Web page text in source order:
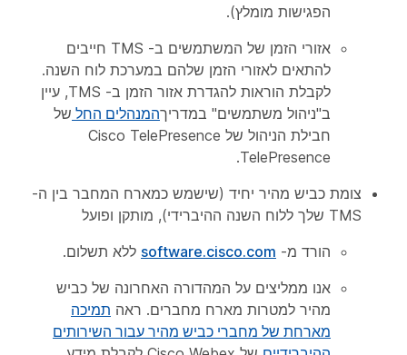
הפגישות מומלץ).
אזורי הזמן של המשתמשים ב- TMS חייבים
להתאים לאזורי הזמן שלהם במערכת לוח השנה.
לקבלת הוראות להגדרת אזור הזמן ב- TMS, עיין
ב"ניהול משתמשים" במדריךהמנהלים החל של
חבילת הניהול של Cisco TelePresence
TelePresence.
צומת כביש מהיר יחיד (שישמש כמארח המחבר בין ה-
TMS שלך ללוח השנה ההיברידי), מותקן ופועל
הורד מ- software.cisco.com ללא תשלום.
אנו ממליצים על המהדורה האחרונה של כביש
מהיר למטרות מארח מחברים. ראה תמיכה
מארחת של מחברי כביש מהיר עבור השירותים